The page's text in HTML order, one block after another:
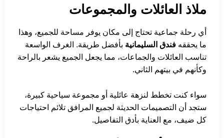
ملاذ العائلات والمجموعات
أي رحلة جماعية تحتاج إلى مكان يوفر مساحة للجميع، وهذا
ما يحققه فندق السليمانية بأفضل طريقة. الغرف الواسعة
تناسب العائلات والجماعات، مما يجعل الجميع يشعر بالراحة
وكأنهم في بيتهم الثاني.
سواء كنت تخطط لنزهة عائلية أو مجموعة سياحية كبيرة،
ستجد أن التصميمات الحديثة لجميع المرافق تلائم احتياجات
كل ضيف، مع العناية بأدق التفاصيل.